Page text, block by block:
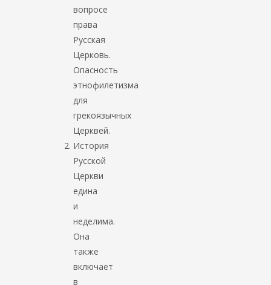
вопросе
права
Русская
Церковь.
Опасность
этнофилетизма
для
грекоязычных
Церквей.
История
Русской
Церкви
едина
и
неделима.
Она
также
включает
в